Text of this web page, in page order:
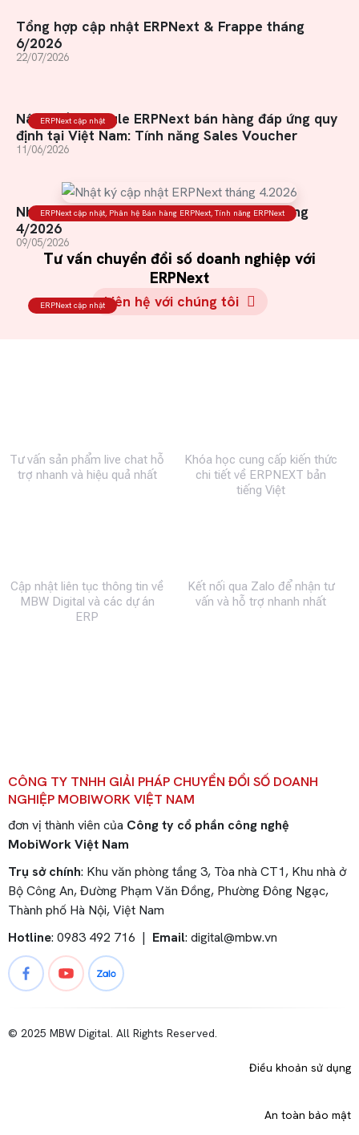
ERPNext cập nhật
Tổng hợp cập nhật ERPNext & Frappe tháng
6/2026
22/07/2026
ERPNext cập nhật, Phân hệ Bán hàng ERPNext,Tính năng ERPNext
Nâng cấp module ERPNext bán hàng đáp ứng quy
định tại Việt Nam: Tính năng Sales Voucher
11/06/2026
ERPNext cập nhật
Nhật ký cập nhật ERPNext & Frappe – Tháng
4/2026
09/05/2026
Tư vấn chuyển đổi số doanh nghiệp với
ERPNext
Liên hệ với chúng tôi
Tư vấn sản phẩm live chat hỗ
trợ nhanh và hiệu quả nhất
Khóa học cung cấp kiến thức
chi tiết về ERPNEXT bản
tiếng Việt
Cập nhật liên tục thông tin về
MBW Digital và các dự án
ERP
Kết nối qua Zalo để nhận tư
vấn và hỗ trợ nhanh nhất
CÔNG TY TNHH GIẢI PHÁP CHUYỂN ĐỔI SỐ DOANH
NGHIỆP MOBIWORK VIỆT NAM
đơn vị thành viên của Công ty cổ phần công nghệ
MobiWork Việt Nam
Trụ sở chính: Khu văn phòng tầng 3, Tòa nhà CT1, Khu nhà ở
Bộ Công An, Đường Phạm Văn Đồng, Phường Đông Ngạc,
Thành phố Hà Nội, Việt Nam
Hotline: 0983 492 716 | Email: digital@mbw.vn
© 2025 MBW Digital. All Rights Reserved.
Điều khoản sử dụng
An toàn bảo mật